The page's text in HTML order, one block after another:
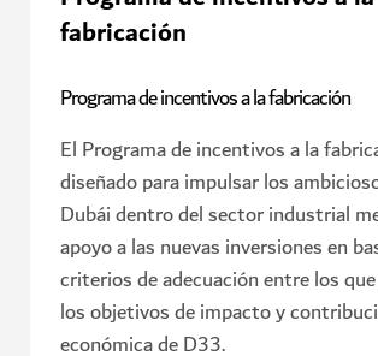
fabricación
Programa de incentivos a la fabricación
El Programa de incentivos a la
diseñado para impulsar los
Dubái dentro del sector industrial
apoyo a las nuevas inversiones en
criterios de adecuación entre los
los objetivos de impacto y
económica de D33.